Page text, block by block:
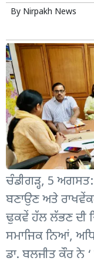
By Nirpakh News
ਚੰਡੀਗੜ੍ਹ, 5
ਬਣਾਉਣ ਅਤੇ
ਢੁਕਵੇਂ ਹੱਲ ਲੱਭਣ ਦੀ
ਸਮਾਜਿਕ ਨਿਆਂ,
ਡਾ. ਬਲਜੀਤ ਕੌਰ ਨੇ